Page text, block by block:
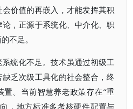
会价值的再嵌入，才能发挥其积
，正源于系统化、中介化、职
不足。
统化不足。技术虽通过初级工
乏次级工具化的社会整合，终
置。当前智慧养老政策存在“重
，地方标准多考核硬件配置与